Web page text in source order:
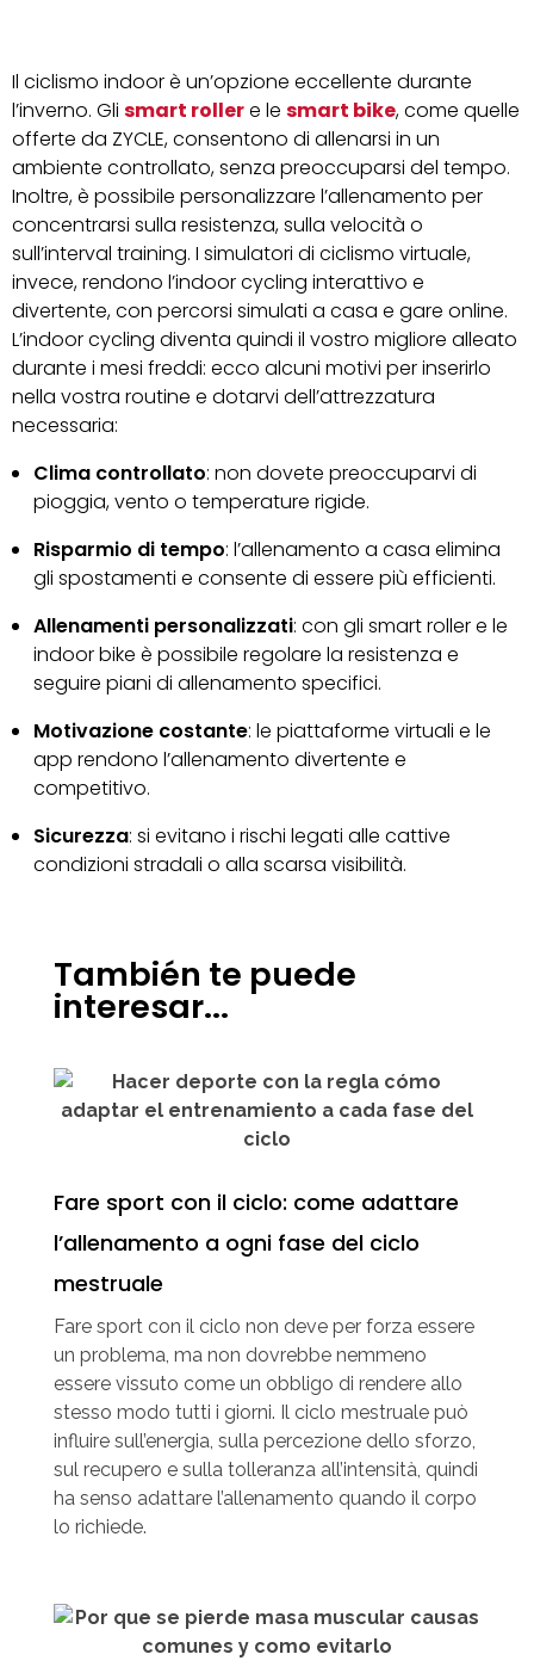
Il ciclismo indoor è un’opzione eccellente durante
l’inverno. Gli smart rollere le smart bike, come quelle
offerte da ZYCLE, consentono di allenarsi in un
ambiente controllato, senza preoccuparsi del tempo.
Inoltre, è possibile personalizzare l’allenamento per
concentrarsi sulla resistenza, sulla velocità o
sull’interval training. I simulatori di ciclismo virtuale,
invece, rendono l’indoor cycling interattivo e
divertente, con percorsi simulati a casa e gare online.
L’indoor cycling diventa quindi il vostro migliore alleato
durante i mesi freddi: ecco alcuni motivi per inserirlo
nella vostra routine e dotarvi dell’attrezzatura
necessaria:
Clima controllato: non dovete preoccuparvi di
pioggia, vento o temperature rigide.
Risparmio di tempo: l’allenamento a casa elimina
gli spostamenti e consente di essere più efficienti.
Allenamenti personalizzati: con gli smart roller e le
indoor bike è possibile regolare la resistenza e
seguire piani di allenamento specifici.
Motivazione costante: le piattaforme virtuali e le
app rendono l’allenamento divertente e
competitivo.
Sicurezza: si evitano i rischi legati alle cattive
condizioni stradali o alla scarsa visibilità.
También te puede
interesar...
Fare sport con il ciclo: come adattare
l’allenamento a ogni fase del ciclo
mestruale
Fare sport con il ciclo non deve per forza essere
un problema, ma non dovrebbe nemmeno
essere vissuto come un obbligo di rendere allo
stesso modo tutti i giorni. Il ciclo mestruale può
influire sull’energia, sulla percezione dello sforzo,
sul recupero e sulla tolleranza all’intensità, quindi
ha senso adattare l’allenamento quando il corpo
lo richiede.